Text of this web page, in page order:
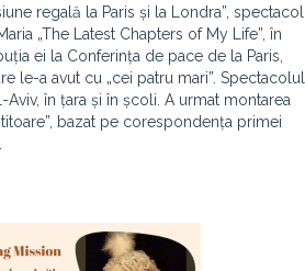
regală la Paris și la Londra”, spectacol
„The Latest Chapters of My Life”, în
ei la Conferința de pace de la Paris,
le-a avut cu „cei patru mari”. Spectacolul
Aviv, în țara și în școli. A urmat montarea
bazat pe corespondența primei